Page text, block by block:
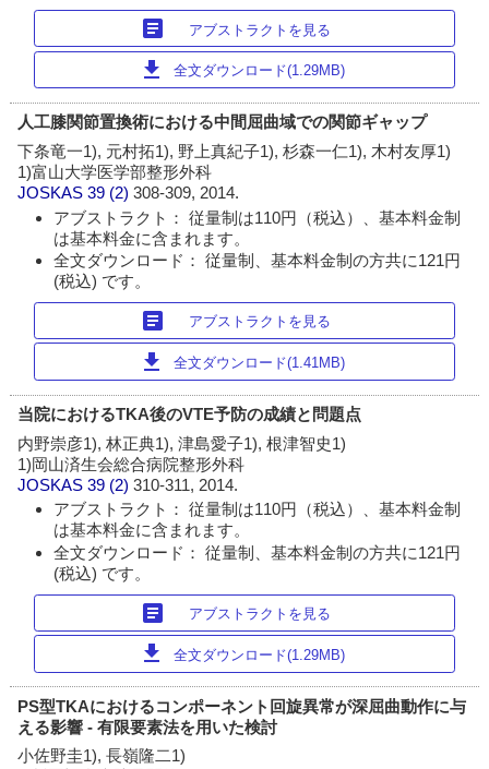
article アブストラクトを見る
download 全文ダウンロード(1.29MB)
人工膝関節置換術における中間屈曲域での関節ギャップ
下条竜一1), 元村拓1), 野上真紀子1), 杉森一仁1), 木村友厚1)
1)富山大学医学部整形外科
JOSKAS 39 (2)308-309, 2014.
アブストラクト： 従量制は110円（税込）、基本料金制
は基本料金に含まれます。
全文ダウンロード： 従量制、基本料金制の方共に121円
(税込) です。
article アブストラクトを見る
download 全文ダウンロード(1.41MB)
当院におけるTKA後のVTE予防の成績と問題点
内野崇彦1), 林正典1), 津島愛子1), 根津智史1)
1)岡山済生会総合病院整形外科
JOSKAS 39 (2)310-311, 2014.
アブストラクト： 従量制は110円（税込）、基本料金制
は基本料金に含まれます。
全文ダウンロード： 従量制、基本料金制の方共に121円
(税込) です。
article アブストラクトを見る
download 全文ダウンロード(1.29MB)
PS型TKAにおけるコンポーネント回旋異常が深屈曲動作に与
える影響 - 有限要素法を用いた検討
小佐野圭1), 長嶺隆二1)